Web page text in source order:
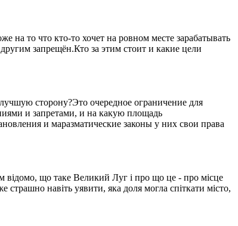
то что кто-то хочет на ровном месте зарабатывать
запрещён.Кто за этим стоит и какие цели
сторону?Это очередное ограничение для
и запретами, и на какую площадь
и маразматические законы у них свои права
відомо, що таке Великий Луг і про що це - про місце
страшно навіть уявити, яка доля могла спіткати місто,